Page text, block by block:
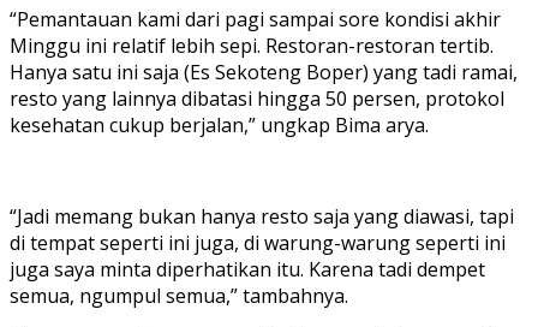
“Pemantauan kami dari pagi sampai sore kondisi akhir
Minggu ini relatif lebih sepi. Restoran-restoran tertib.
Hanya satu ini saja (Es Sekoteng Boper) yang tadi ramai,
resto yang lainnya dibatasi hingga 50 persen, protokol
kesehatan cukup berjalan,” ungkap Bima arya.
“Jadi memang bukan hanya resto saja yang diawasi, tapi
di tempat seperti ini juga, di warung-warung seperti ini
juga saya minta diperhatikan itu. Karena tadi dempet
semua, ngumpul semua,” tambahnya.